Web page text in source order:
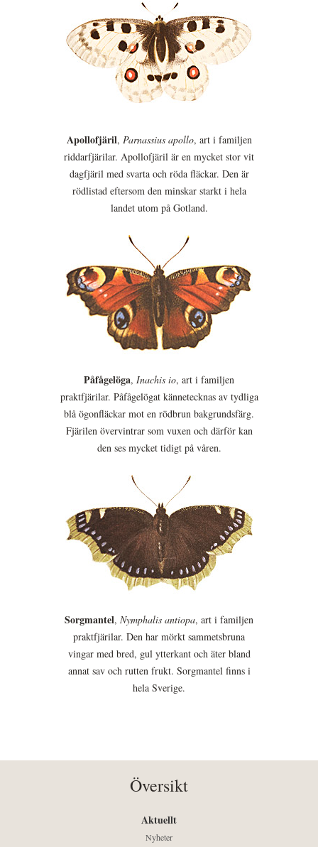
Apollofjäril, Parnassius apollo, art i familjen
riddarfjärilar. Apollofjäril är en mycket stor vit
dagfjäril med svarta och röda fläckar. Den är
rödlistad eftersom den minskar starkt i hela
landet utom på Gotland.
Påfågelöga, Inachis io, art i familjen
praktfjärilar. Påfågelögat kännetecknas av tydliga
blå ögonfläckar mot en rödbrun bakgrundsfärg.
Fjärilen övervintrar som vuxen och därför kan
den ses mycket tidigt på våren.
Sorgmantel, Nymphalis antiopa, art i familjen
praktfjärilar. Den har mörkt sammetsbruna
vingar med bred, gul ytterkant och äter bland
annat sav och rutten frukt. Sorgmantel finns i
hela Sverige.
Översikt
Aktuellt
Nyheter